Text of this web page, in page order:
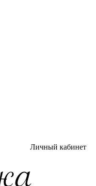
Личный кабинет